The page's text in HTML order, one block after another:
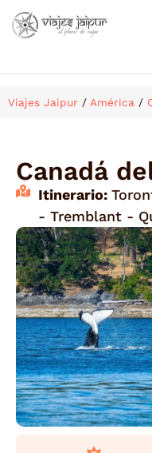
Viajes Jaipur / América /
Canadá
Itinerario:
- Tremblant -